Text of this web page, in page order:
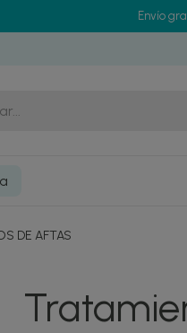
Envío
DE AFTAS